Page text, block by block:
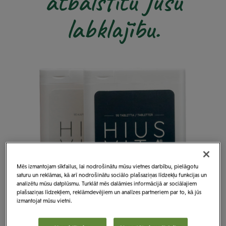
labklājību.
Mēs izmantojam sīkfailus, lai nodrošinātu mūsu vietnes darbību, pielāgotu
saturu un reklāmas, kā arī nodrošinātu sociālo plašsaziņas līdzekļu funkcijas un
analizētu mūsu datplūsmu. Turklāt mēs dalāmies informācijā ar sociālajiem
plašsaziņas līdzekļiem, reklāmdevējiem un analīzes partneriem par to, kā jūs
izmantojat mūsu vietni.